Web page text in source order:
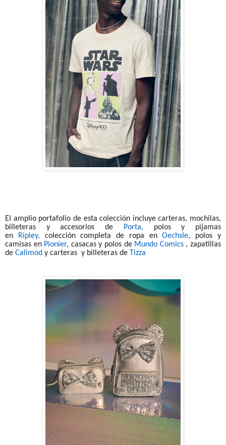
El amplio portafolio de esta colección incluye carteras, mochilas,
billeteras y accesorios de Porta, polos y pijamas
en Ripley, colección completa de ropa enOechsle, polos y
camisas en Pionier, casacas y polos de Mundo Comics , zapatillas
de Calimod y carteras y billeteras de Tizza